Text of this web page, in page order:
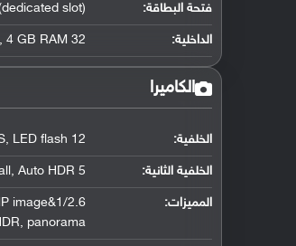
فتحة البطاقة: slot)
الداخلية: 32 GB, 4 GB RAM
الكاميرا
الخلفية: 12 MP, f/1.7, 26mm, phase detection autofocus, OIS, LED flash
الخلفية الثانية: 5 MP, f/1.7, 22mm, dual video call, Auto HDR
المميزات:
image
panorama